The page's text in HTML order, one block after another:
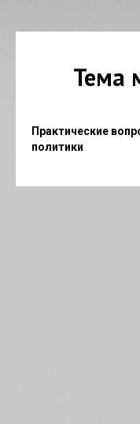
Тема
Практические
политики